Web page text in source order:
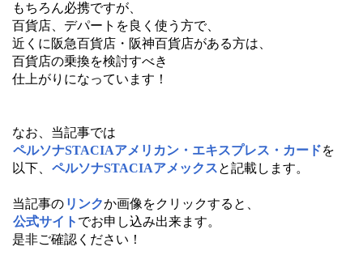
もちろん必携ですが、
百貨店、デパートを良く使う方で、
近くに阪急百貨店・阪神百貨店がある方は、
百貨店の乗換を検討すべき
仕上がりになっています！
なお、当記事では
ペルソナSTACIAアメリカン・エキスプレス・カードを
以下、 ペルソナSTACIAアメックスと記載します。
当記事の リンクか画像をクリックすると、
公式サイト でお申し込み出来ます。
是非ご確認ください！